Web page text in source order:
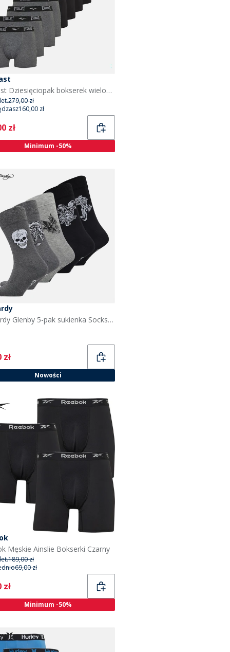
Everlast Dziesięciopak bokserek wielokolorowych dla niego
279,00 zł
160,00 zł
zł
Minimum -50%
Ed Hardy Glenby 5-pak sukienka Socks dla niego kolor Mixed
zł
Nowości
Męskie Ainslie Bokserki Czarny
189,00 zł
69,00 zł
zł
Minimum -50%